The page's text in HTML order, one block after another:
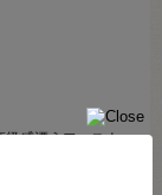
級感漂うファスナ
離すことが出来ま